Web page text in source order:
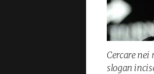
Cercare nei
slogan